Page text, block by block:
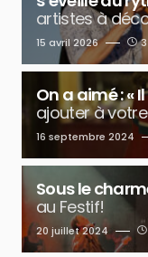
artistes à
15 avril 2026
On a aimé : «
ajouter à
16 septembre 2024
Sous le
au Festif!
20 juillet 2024